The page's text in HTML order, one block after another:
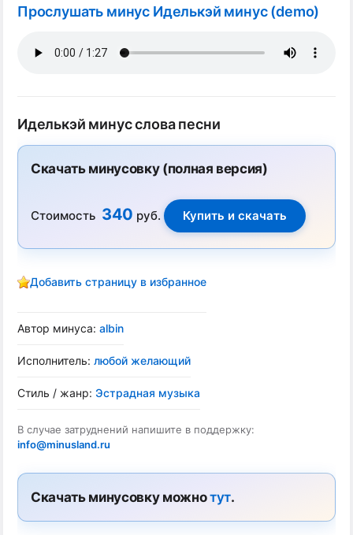
Прослушать минус Иделькэй минус (demo)
Иделькэй минус слова песни
Скачать минусовку (полная версия)
Стоимость 340 руб.
Добавить страницу в избранное
Автор минуса: albin
Исполнитель: любой желающий
Стиль / жанр: Эстрадная музыка
В случае затруднений напишите в поддержку:
info@minusland.ru
Скачать минусовку можнотут.